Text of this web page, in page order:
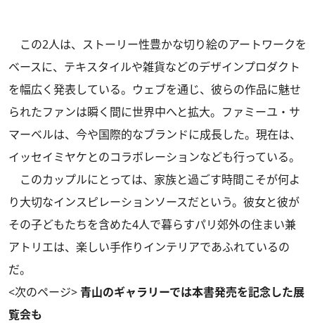
この2人は、ストーリー性豊かな切り絵のアートワークを
ベースに、テキスタイルや雑貨などのデザインプロダクト
を幅広く発表している。ウェブを通じ、彼らの作品に魅せ
られたファンは瞬く間に世界中へと拡大。ファミーユ・サ
マーベルは、今や国際的なブランドに成長した。現在は、
イッセイミヤケとのコラボレーションなども行っている。
このカップルにとっては、家族と過ごす時間こそが何よ
り大切なインスピレーションソースだという。彼女と彼が
その子どもたちを含めた4人で暮らすパリ郊外の住まい兼
アトリエは、楽しい手作りインテリアであふれているの
だ。
<次のページ>青山のギャラリーでは本書発売を記念した展
覧会も